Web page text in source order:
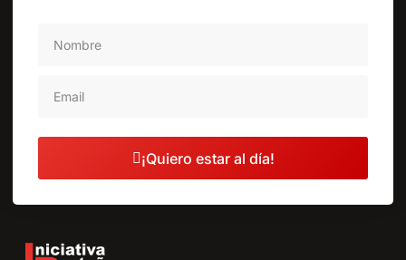
¡Quiero estar al día!